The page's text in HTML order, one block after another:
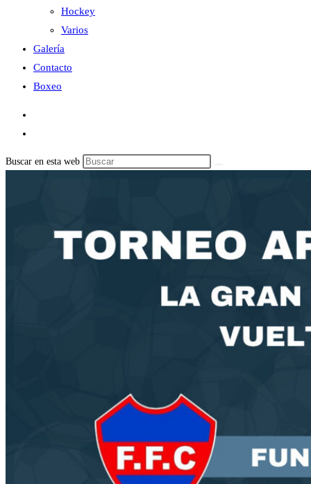
Hockey
Varios
Galería
Contacto
Boxeo
Buscar en esta web